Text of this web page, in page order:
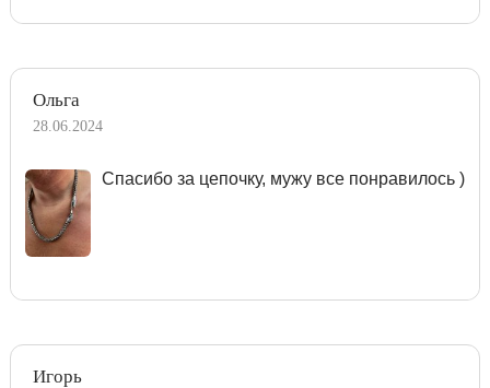
Ольга
28.06.2024
Спасибо за цепочку, мужу все понравилось )
Игорь